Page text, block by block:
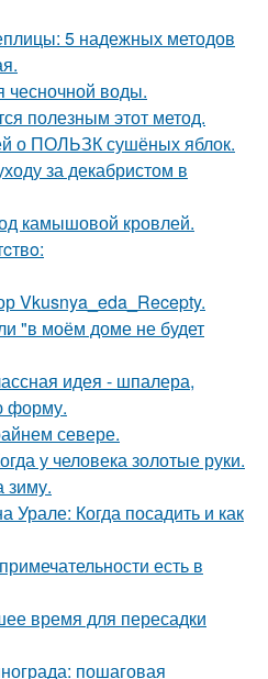
5 надежных методов
чесночной воды.
полезным этот метод.
о ПОЛЬЗК сушёных яблок.
за декабристом в
камышовой кровлей.
Vkusnya_eda_Recepty.
"в моём доме не будет
идея - шпалера,
форму.
севере.
у человека золотые руки.
зиму.
Урале: Когда посадить и как
есть в
время для пересадки
пошаговая